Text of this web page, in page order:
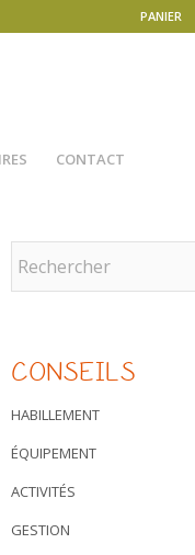
PANIER
CONTACT
CONSEILS
HABILLEMENT
ÉQUIPEMENT
ACTIVITÉS
GESTION